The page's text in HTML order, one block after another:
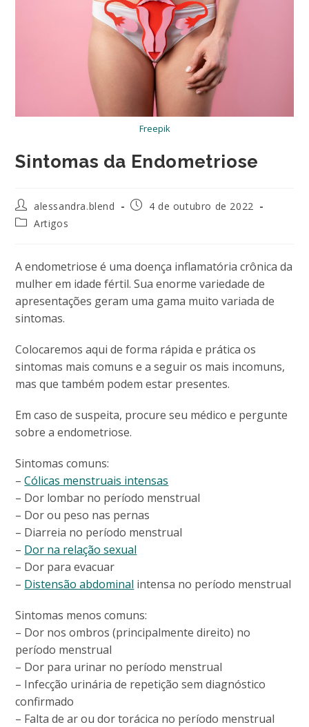
Freepik
Sintomas da Endometriose
Autor
do
post:
alessandra.blend
Post4 de outubro de 2022
Categoria
Artigos
A endometriose é uma doença inflamatória crônica da
mulher em idade fértil. Sua enorme variedade de
apresentações geram uma gama muito variada de
sintomas.
Colocaremos aqui de forma rápida e prática os
sintomas mais comuns e a seguir os mais incomuns,
mas que também podem estar presentes.
Em caso de suspeita, procure seu médico e pergunte
sobre a endometriose.
Sintomas comuns:
–Cólicas menstruais intensas
– Dor lombar no período menstrual
– Dor ou peso nas pernas
– Diarreia no período menstrual
– Dor na relação sexual
– Dor para evacuar
– Distensão abdominal intensa no período menstrual
Sintomas menos comuns:
– Dor nos ombros (principalmente direito) no
período menstrual
– Dor para urinar no período menstrual
– Infecção urinária de repetição sem diagnóstico
confirmado
– Falta de ar ou dor torácica no período menstrual